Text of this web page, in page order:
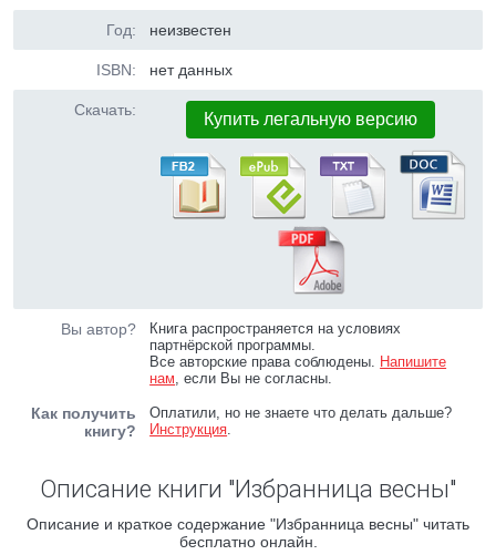
Год: неизвестен
ISBN: нет данных
Скачать: Купить легальную версию
Вы автор?
Книга распространяется на условиях
партнёрской программы.
Все авторские права соблюдены. Напишите
нам, если Вы не согласны.
Как получить
книгу?
Оплатили, но не знаете что делать дальше?
Инструкция.
Описание книги "Избранница весны"
Описание и краткое содержание "Избранница весны" читать
бесплатно онлайн.